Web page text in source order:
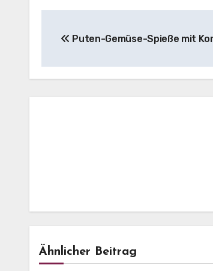
Puten-Gemüse-Spieße mit
Ähnlicher Beitrag